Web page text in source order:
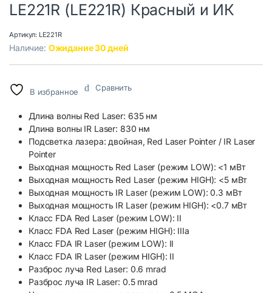
LE221R (LE221R) Красный и ИК
Артикул: LE221R
Наличие: Ожидание 30 дней
В избранное Сравнить
Длина волны Red Laser: 635 нм
Длина волны IR Laser: 830 нм
Подсветка лазера: двойная, Red Laser Pointer / IR Laser
Pointer
Выходная мощность Red Laser (режим LOW): <1 мВт
Выходная мощность Red Laser (режим HIGH): <5 мВт
Выходная мощность IR Laser (режим LOW): 0.3 мВт
Выходная мощность IR Laser (режим HIGH): <0.7 мВт
Класс FDA Red Laser (режим LOW): II
Класс FDA Red Laser (режим HIGH): IIIa
Класс FDA IR Laser (режим LOW): II
Класс FDA IR Laser (режим HIGH): II
Разброс луча Red Laser: 0.6 mrad
Разброс луча IR Laser: 0.5 mrad